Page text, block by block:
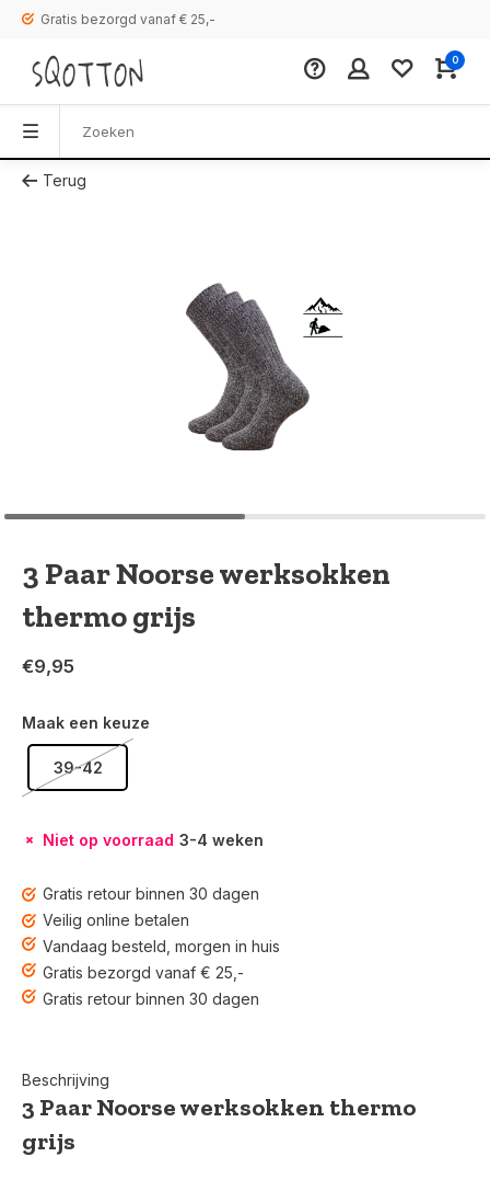
Gratis bezorgd vanaf € 25,-
0
Terug
3 Paar Noorse werksokken
thermo grijs
€9,95
Maak een keuze
39-42
Niet op voorraad 3-4 weken
Gratis retour binnen 30 dagen
Veilig online betalen
Vandaag besteld, morgen in huis
Gratis bezorgd vanaf € 25,-
Gratis retour binnen 30 dagen
Beschrijving
3 Paar Noorse werksokken thermo
grijs